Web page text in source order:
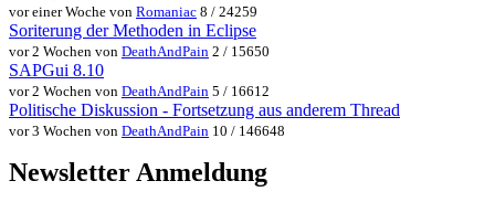
vor einer Woche von Romaniac 8 / 24259
Soriterung der Methoden in Eclipse
vor 2 Wochen von DeathAndPain 2 / 15650
SAPGui 8.10
vor 2 Wochen von DeathAndPain 5 / 16612
Politische Diskussion - Fortsetzung aus anderem Thread
vor 3 Wochen von DeathAndPain 10 / 146648
Newsletter Anmeldung